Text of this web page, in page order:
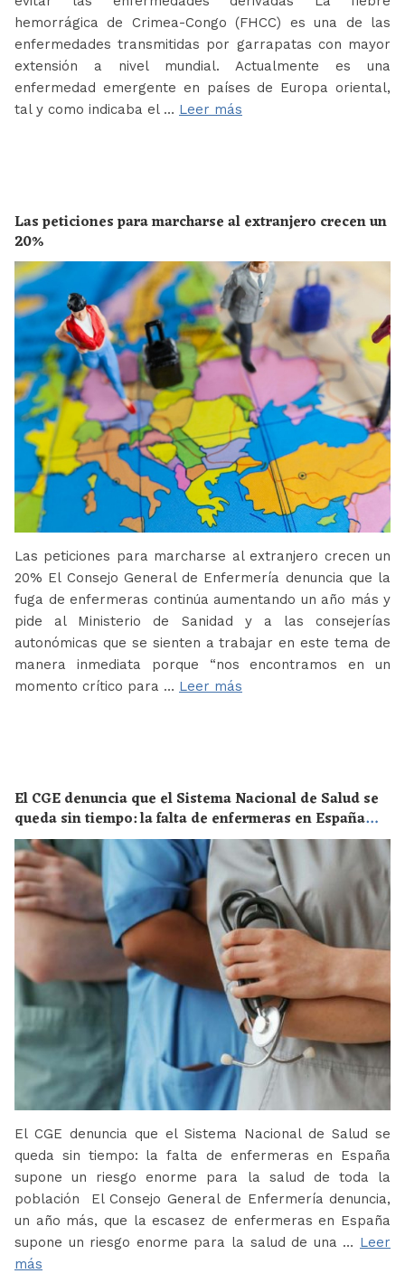
hemorrágica de Crimea-Congo (FHCC) es una de las
enfermedades transmitidas por garrapatas con mayor
extensión a nivel mundial. Actualmente es una
enfermedad emergente en países de Europa oriental,
tal y como indicaba el … Leer más
Las peticiones para marcharse al extranjero crecen un
20%
Las peticiones para marcharse al extranjero crecen un
20% El Consejo General de Enfermería denuncia que la
fuga de enfermeras continúa aumentando un año más y
pide al Ministerio de Sanidad y a las consejerías
autonómicas que se sienten a trabajar en este tema de
manera inmediata porque “nos encontramos en un
momento crítico para … Leer más
El CGE denuncia que el Sistema Nacional de Salud se
queda sin tiempo: la falta de enfermeras en España
supone un riesgo enorme para la salud de toda la
población
El CGE denuncia que el Sistema Nacional de Salud se
queda sin tiempo: la falta de enfermeras en España
supone un riesgo enorme para la salud de toda la
población El Consejo General de Enfermería denuncia,
un año más, que la escasez de enfermeras en España
supone un riesgo enorme para la salud de una … Leer
más